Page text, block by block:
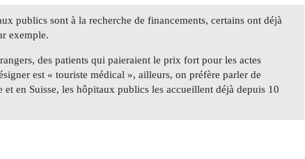
publics sont à la recherche de financements, certains ont déjà
exemple.
des patients qui paieraient le prix fort pour les actes
est « touriste médical », ailleurs, on préfère parler de
en Suisse, les hôpitaux publics les accueillent déjà depuis 10